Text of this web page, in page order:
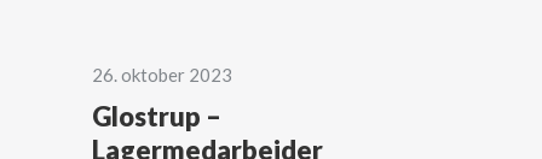
26. oktober 2023
Glostrup –
Lagermedarbejder